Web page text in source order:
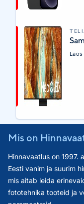
Laos
Mis on
Hinnavaatlus on 1997.
Eesti vanim ja suurim
mis aitab leida
fototehnika tooteid ja